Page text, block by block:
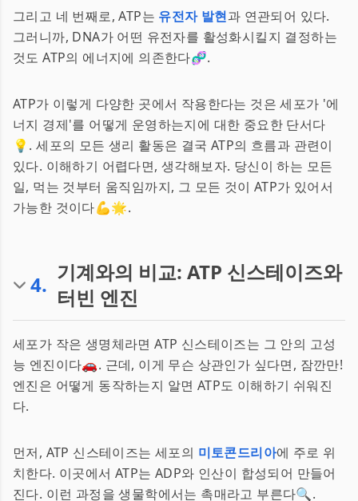
그리고 네 번째로, ATP는 유전자 발현과 연관되어 있다.
그러니까, DNA가 어떤 유전자를 활성화시킬지 결정하는
것도 ATP의 에너지에 의존한다🧬.
ATP가 이렇게 다양한 곳에서 작용한다는 것은 세포가 '에
너지 경제'를 어떻게 운영하는지에 대한 중요한 단서다
💡. 세포의 모든 생리 활동은 결국 ATP의 흐름과 관련이
있다. 이해하기 어렵다면, 생각해보자. 당신이 하는 모든
일, 먹는 것부터 움직임까지, 그 모든 것이 ATP가 있어서
가능한 것이다💪🌟.
4. 기계와의 비교: ATP 신스테이즈와
터빈 엔진
세포가 작은 생명체라면 ATP 신스테이즈는 그 안의 고성
능 엔진이다🚗. 근데, 이게 무슨 상관인가 싶다면, 잠깐만!
엔진은 어떻게 동작하는지 알면 ATP도 이해하기 쉬워진
다.
먼저, ATP 신스테이즈는 세포의 미토콘드리아에 주로 위
치한다. 이곳에서 ATP는 ADP와 인산이 합성되어 만들어
진다. 이런 과정을 생물학에서는 촉매라고 부른다🔍.